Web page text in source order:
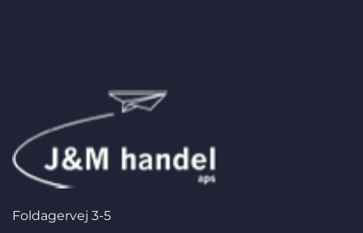
Foldagervej 3-5